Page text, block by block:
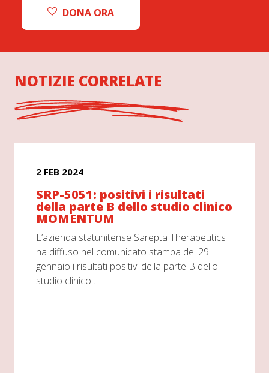
DONA ORA
NOTIZIE CORRELATE
2 FEB 2024
SRP-5051: positivi i risultati
della parte B dello studio clinico
MOMENTUM
L’azienda statunitense Sarepta Therapeutics
ha diffuso nel comunicato stampa del 29
gennaio i risultati positivi della parte B dello
studio clinico…